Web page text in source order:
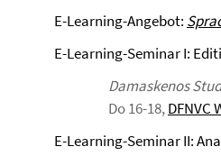
E-Learning-Angebot:
E-Learning-Seminar I:
Damaskenos
Do 16-18,DFNVC
E-Learning-Seminar II: